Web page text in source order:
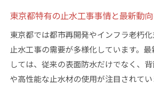
止水工事で防ぐ地下構造物の
止水工事による鉄筋腐食防止
ト
実践から学ぶコンクリート止水工
東京都特有の止水工事事情と最新動
東京都では都市再開発やインフラ老朽化
止水工事の需要が多様化しています。最
しては、従来の表面防水だけでなく、
や高性能な止水材の使用が注目されて